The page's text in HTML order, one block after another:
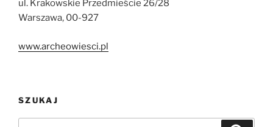
ul. Krakowskie Przedmieście 26/28
Warszawa, 00-927
www.archeowiesci.pl
SZUKAJ